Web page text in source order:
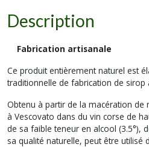
Description
Fabrication artisanale
Ce produit entièrement naturel est
traditionnelle de fabrication de sirop
Obtenu à partir de la macération
à Vescovato dans du vin corse de
de sa faible teneur en alcool (3.5°),
sa qualité naturelle, peut être utilisé